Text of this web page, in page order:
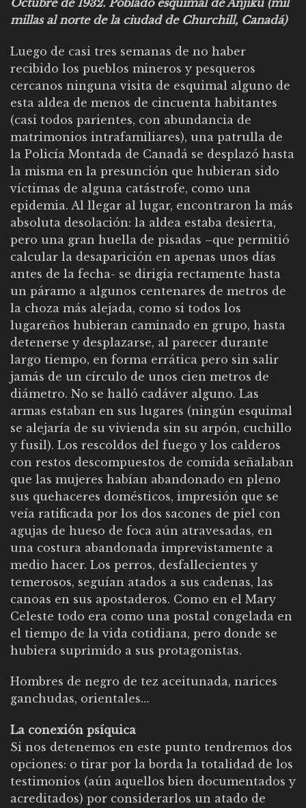
millas al norte de la ciudad de Churchill, Canadá)
Luego de casi tres semanas de no haber
recibido los pueblos mineros y pesqueros
cercanos ninguna visita de esquimal alguno de
esta aldea de menos de cincuenta habitantes
(casi todos parientes, con abundancia de
matrimonios intrafamiliares), una patrulla de
la Policía Montada de Canadá se desplazó hasta
la misma en la presunción que hubieran sido
víctimas de alguna catástrofe, como una
epidemia. Al llegar al lugar, encontraron la más
absoluta desolación: la aldea estaba desierta,
pero una gran huella de pisadas –que permitió
calcular la desaparición en apenas unos días
antes de la fecha- se dirigía rectamente hasta
un páramo a algunos centenares de metros de
la choza más alejada, como si todos los
lugareños hubieran caminado en grupo, hasta
detenerse y desplazarse, al parecer durante
largo tiempo, en forma errática pero sin salir
jamás de un círculo de unos cien metros de
diámetro. No se halló cadáver alguno. Las
armas estaban en sus lugares (ningún esquimal
se alejaría de su vivienda sin su arpón, cuchillo
y fusil). Los rescoldos del fuego y los calderos
con restos descompuestos de comida señalaban
que las mujeres habían abandonado en pleno
sus quehaceres domésticos, impresión que se
veía ratificada por los dos sacones de piel con
agujas de hueso de foca aún atravesadas, en
una costura abandonada imprevistamente a
medio hacer. Los perros, desfallecientes y
temerosos, seguían atados a sus cadenas, las
canoas en sus apostaderos. Como en el Mary
Celeste todo era como una postal congelada en
el tiempo de la vida cotidiana, pero donde se
hubiera suprimido a sus protagonistas.
Hombres de negro de tez aceitunada, narices
ganchudas, orientales…
La conexión psíquica
Si nos detenemos en este punto tendremos dos
opciones: o tirar por la borda la totalidad de los
testimonios (aún aquellos bien documentados y
acreditados) por considerarlos un atado de